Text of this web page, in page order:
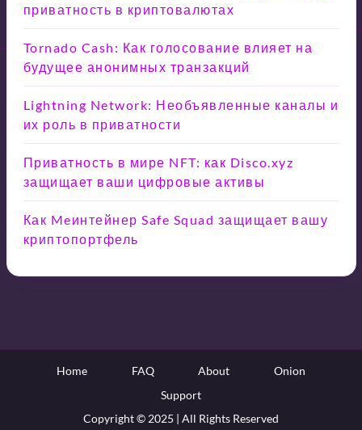
приватность в криптовалютах
Tornado Cash: Как голосование влияет на
будущее анонимных транзакций
Lightning Network: Необъявленные каналы и
их роль в приватности
Приватность в мире NFT: как Disco.xyz
защищает ваши цифровые активы
Как Meинтейнер Safe Squad защищает вашу
криптопортфель
Home FAQ About
Onion
Support
Copyright © 2025 | All Rights Reserved